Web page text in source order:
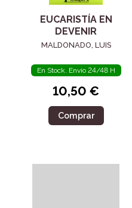
EUCARISTÍA EN
DEVENIR
MALDONADO, LUIS
En Stock. Envío 24/48 H
10,50 €
Comprar